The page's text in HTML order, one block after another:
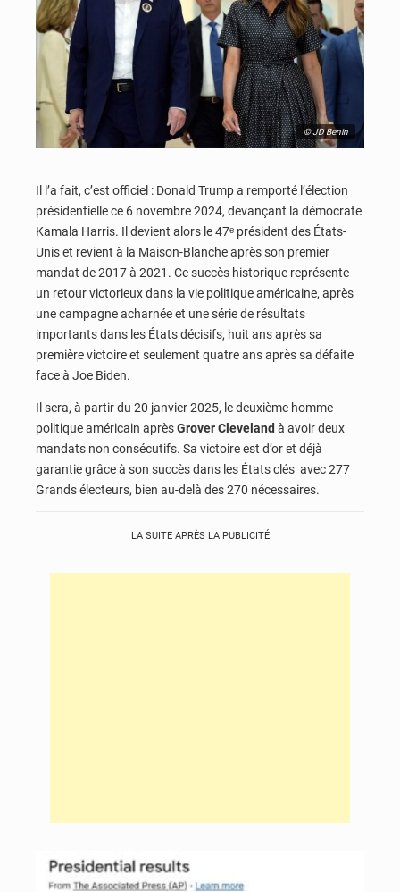
© JD Benin
Il l’a fait, c’est officiel : Donald Trump a remporté l’élection
présidentielle ce 6 novembre 2024, devançant la démocrate
Kamala Harris. Il devient alors le 47ᵉ président des États-
Unis et revient à la Maison-Blanche après son premier
mandat de 2017 à 2021. Ce succès historique représente
un retour victorieux dans la vie politique américaine, après
une campagne acharnée et une série de résultats
importants dans les États décisifs, huit ans après sa
première victoire et seulement quatre ans après sa défaite
face à Joe Biden.
Il sera, à partir du 20 janvier 2025, le deuxième homme
politique américain aprèsGrover Cleveland à avoir deux
mandats non consécutifs. Sa victoire est d’or et déjà
garantie grâce à son succès dans les États clés avec 277
Grands électeurs, bien au-delà des 270 nécessaires.
LA SUITE APRÈS LA PUBLICITÉ